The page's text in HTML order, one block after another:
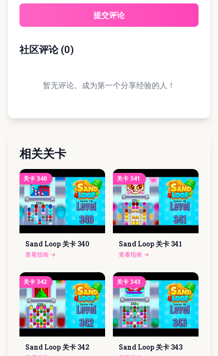
提交评论
社区评论(0)
暂无评论。成为第一个分享经验的人！
相关关卡
关卡 340
Sand Loop 关卡 340
查看指南 →
关卡 341
Sand Loop 关卡 341
查看指南 →
关卡 342
Sand Loop 关卡 342
关卡 343
Sand Loop 关卡 343